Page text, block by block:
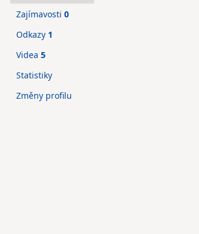
Zajímavosti 0
Odkazy 1
Videa 5
Statistiky
Změny profilu